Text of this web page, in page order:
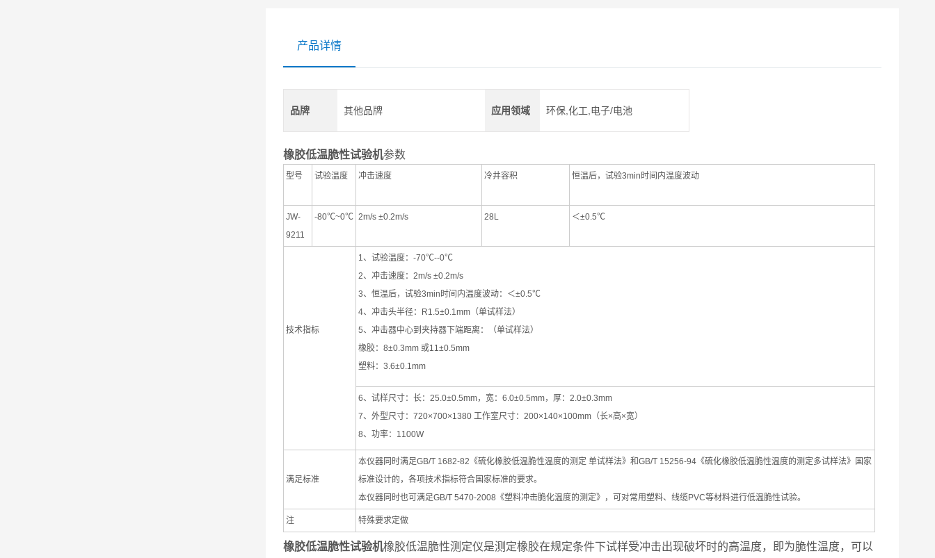
产品详情
品牌 其他品牌 应用领域 环保,化工,电子/电池
橡胶低温脆性试验机参数
型号 试验温度 冲击速度 冷井容积 恒温后，试验3min时间内温度波动
JW-
9211
-80℃~0℃ 2m/s ±0.2m/s 28L ＜±0.5℃
技术指标
1、试验温度：-70℃--0℃
2、冲击速度：2m/s ±0.2m/s
3、恒温后，试验3min时间内温度波动：＜±0.5℃
4、冲击头半径：R1.5±0.1mm（单试样法）
5、冲击器中心到夹持器下端距离：（单试样法）
橡胶：8±0.3mm 或11±0.5mm
塑料：3.6±0.1mm
6、试样尺寸：长：25.0±0.5mm，宽：6.0±0.5mm，厚：2.0±0.3mm
7、外型尺寸：720×700×1380 工作室尺寸：200×140×100mm（长×高×宽）
8、功率：1100W
满足标准
本仪器同时满足GB/T 1682-82《硫化橡胶低温脆性温度的测定 单试样法》和GB/T 15256-94《硫化橡胶低温脆性温度的测定多试样法》国家
标准设计的，各项技术指标符合国家标准的要求。
本仪器同时也可满足GB/T 5470-2008《塑料冲击脆化温度的测定》，可对常用塑料、线缆PVC等材料进行低温脆性试验。
注 特殊要求定做
橡胶低温脆性试验机橡胶低温脆性测定仪是测定橡胶在规定条件下试样受冲击出现破坏时的高温度，即为脆性温度，可以